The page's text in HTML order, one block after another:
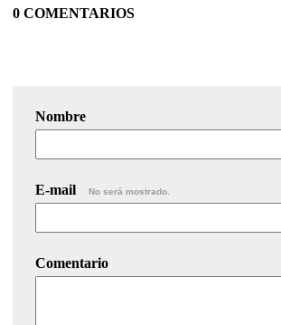
0 COMENTARIOS
Nombre
E-mail No será mostrado.
Comentario